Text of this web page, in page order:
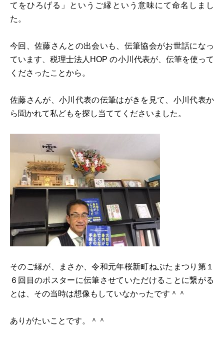
てをひろげる」というご縁という意味にて命名しまし
た。
今回、佐藤さんとの出会いも、伝筆協会がお世話になっ
ています、税理士法人HOP の小川代表が、伝筆を使って
くださったことから。
佐藤さんが、小川代表の伝筆はがきを見て、小川代表か
ら聞かれて私どもを探し当ててくださいました。
そのご縁が、まさか、令和元年桜新町ねぶたまつり第１
６回目のポスターに伝筆させていただけることに繋がる
とは、その当時は想像もしていなかったです＾＾
ありがたいことです。＾＾